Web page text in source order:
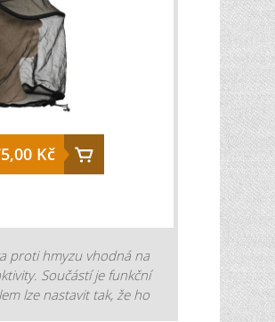
Kč
proti hmyzu vhodná na
Součástí je funkční
lze nastavit tak, že ho